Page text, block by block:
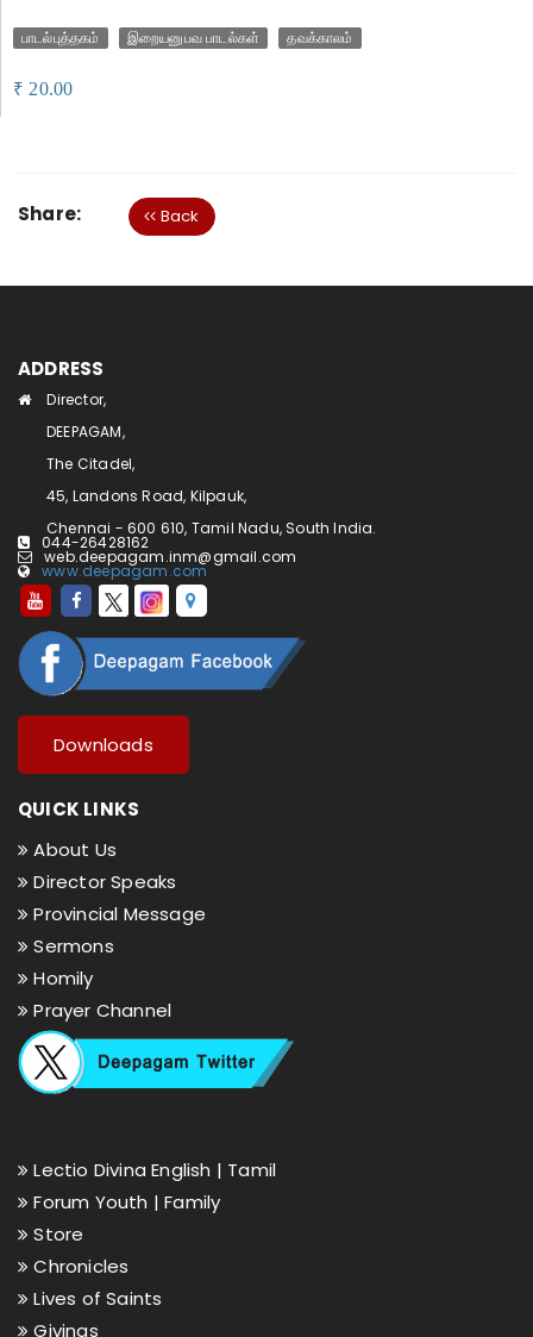
பாடல்புத்தகம் இறையனுபவ பாடல்கள் தவக்காலம்
₹ 20.00
Share: Back
ADDRESS
Director,
DEEPAGAM,
The Citadel,
45, Landons Road, Kilpauk,
Chennai - 600 610, Tamil Nadu, South India.
044-26428162
web.deepagam.inm@gmail.com
www.deepagam.com
Downloads
QUICK LINKS
About Us
Director Speaks
Provincial Message
Sermons
Homily
Prayer Channel
Lectio Divina English | Tamil
Forum Youth |Family
Store
Chronicles
Lives of Saints
Givings